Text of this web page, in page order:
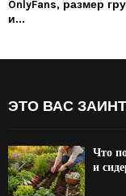
OnlyFans, размер
и...
ЭТО ВАС
Что
и